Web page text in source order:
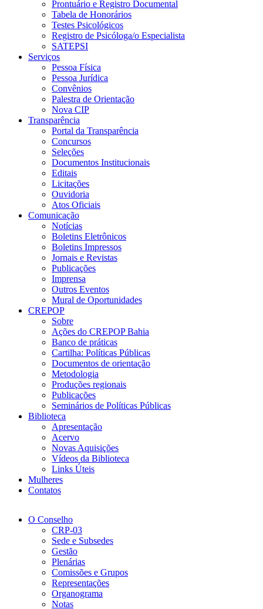
Prontuário e Registro Documental
Tabela de Honorários
Testes Psicológicos
Registro de Psicóloga/o Especialista
SATEPSI
Serviços
Pessoa Física
Pessoa Jurídica
Convênios
Palestra de Orientação
Nova CIP
Transparência
Portal da Transparência
Concursos
Seleções
Documentos Institucionais
Editais
Licitações
Ouvidoria
Atos Oficiais
Comunicação
Notícias
Boletins Eletrônicos
Boletins Impressos
Jornais e Revistas
Publicações
Imprensa
Outros Eventos
Mural de Oportunidades
CREPOP
Sobre
Ações do CREPOP Bahia
Banco de práticas
Cartilha: Políticas Públicas
Documentos de orientação
Metodologia
Produções regionais
Publicações
Seminários de Políticas Públicas
Biblioteca
Apresentação
Acervo
Novas Aquisições
Vídeos da Biblioteca
Links Úteis
Mulheres
Contatos
O Conselho
CRP-03
Sede e Subsedes
Gestão
Plenárias
Comissões e Grupos
Representações
Organograma
Notas